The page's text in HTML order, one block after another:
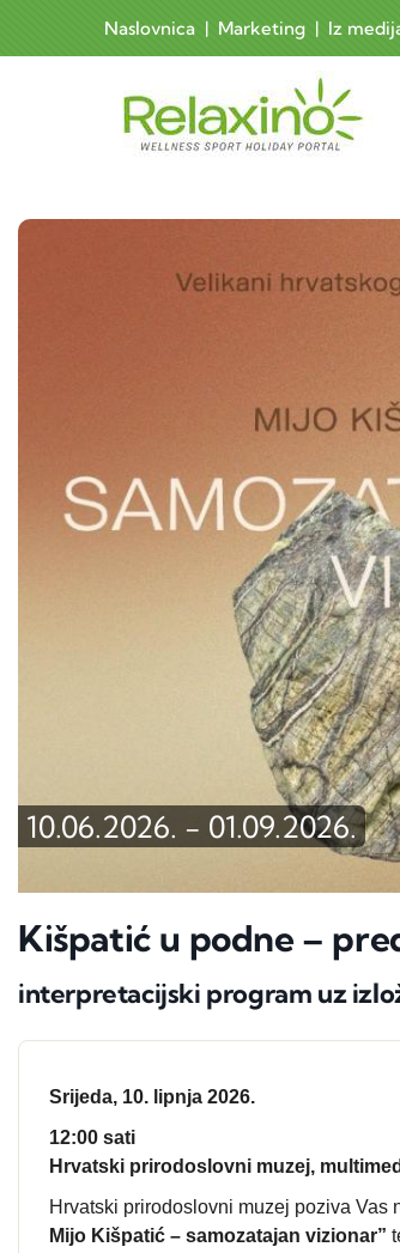
Skoči na glavni sadržaj
Naslovnica | Marketing | Iz
10.06.2026. - 01.09.2026.
Kišpatić u podne –
interpretacijski program uz
Srijeda, 10. lipnja 2026.
12:00 sati
Hrvatski prirodoslovni muzej,
Hrvatski prirodoslovni muzej poziva
Mijo Kišpatić – samozatajan vizionar”